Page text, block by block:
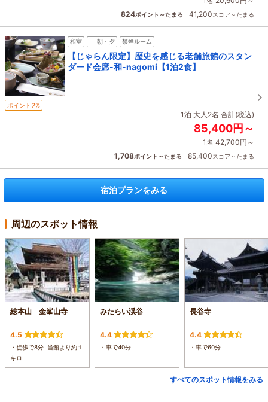
824ポイント～たまる 41,200スコア～たまる
和室 朝・夕 禁煙ルーム
【じゃらん限定】歴史を感じる老舗旅館のスタン
ダード会席-和-nagomi【1泊2食】
ポイント 2%
1泊 大人2名 合計(税込)
85,400円～
1名 42,700円～
1,708ポイント～たまる 85,400スコア～たまる
宿泊プランをみる
周辺のスポット情報
総本山 金峯山寺
4.5
・徒歩で8分 当館より約１
キロ
みたらい渓谷
4.4
・車で40分
長谷寺
4.4
・車で60分
すべてのスポット情報をみる